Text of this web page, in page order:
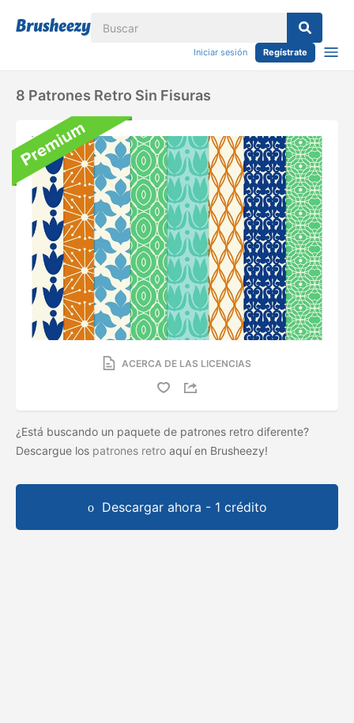
Iniciar sesión Regístrate
8 Patrones Retro Sin Fisuras
ACERCA DE LAS LICENCIAS
¿Está buscando un paquete de patrones retro diferente?
Descargue los patrones retro aquí en Brusheezy!
Descargar ahora - 1 crédito